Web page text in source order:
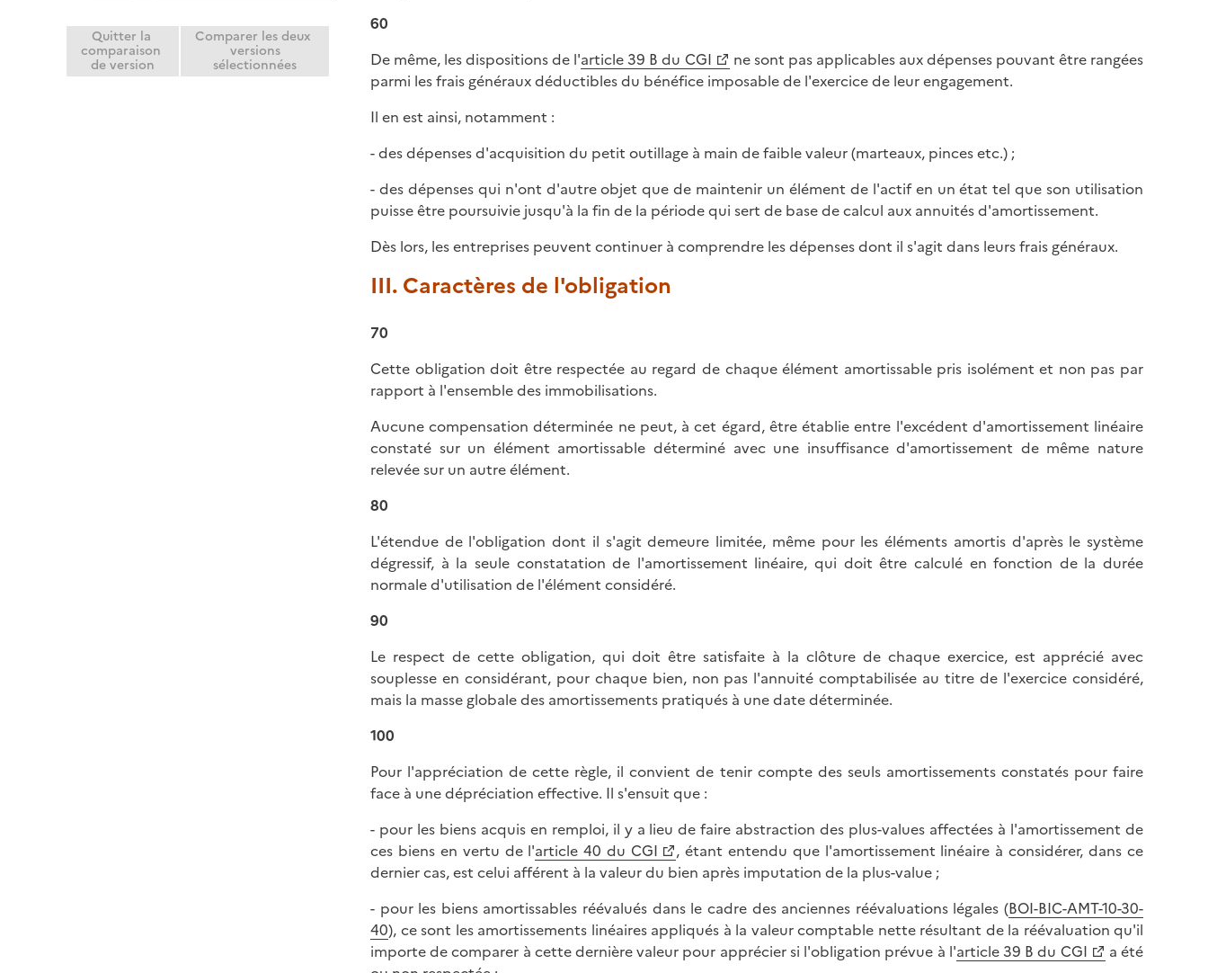
Quitter la
comparaison
de version
Comparer les deux
versions
sélectionnées
60
De même, les dispositions de l'article 39 B du CGI
ne sont pas applicables aux dépenses pouvant être rangées
parmi les frais généraux déductibles du bénéfice imposable de l'exercice de leur engagement.
Il en est ainsi, notamment :
- des dépenses d'acquisition du petit outillage à main de faible valeur (marteaux, pinces etc.) ;
- des dépenses qui n'ont d'autre objet que de maintenir un élément de l'actif en un état tel que son utilisation
puisse être poursuivie jusqu'à la fin de la période qui sert de base de calcul aux annuités d'amortissement.
Dès lors, les entreprises peuvent continuer à comprendre les dépenses dont il s'agit dans leurs frais généraux.
III. Caractères de l'obligation
70
Cette obligation doit être respectée au regard de chaque élément amortissable pris isolément et non pas par
rapport à l'ensemble des immobilisations.
Aucune compensation déterminée ne peut, à cet égard, être établie entre l'excédent d'amortissement linéaire
constaté sur un élément amortissable déterminé avec une insuffisance d'amortissement de même nature
relevée sur un autre élément.
80
L'étendue de l'obligation dont il s'agit demeure limitée, même pour les éléments amortis d'après le système
dégressif, à la seule constatation de l'amortissement linéaire, qui doit être calculé en fonction de la durée
normale d'utilisation de l'élément considéré.
90
Le respect de cette obligation, qui doit être satisfaite à la clôture de chaque exercice, est apprécié avec
souplesse en considérant, pour chaque bien, non pas l'annuité comptabilisée au titre de l'exercice considéré,
mais la masse globale des amortissements pratiqués à une date déterminée.
100
Pour l'appréciation de cette règle, il convient de tenir compte des seuls amortissements constatés pour faire
face à une dépréciation effective. Il s'ensuit que :
- pour les biens acquis en remploi, il y a lieu de faire abstraction des plus-values affectées à l'amortissement de
ces biens en vertu de l'article 40 du CGI
, étant entendu que l'amortissement linéaire à considérer, dans ce
dernier cas, est celui afférent à la valeur du bien après imputation de la plus-value ;
- pour les biens amortissables réévalués dans le cadre des anciennes réévaluations légales (BOI-BIC-AMT-10-30-
40), ce sont les amortissements linéaires appliqués à la valeur comptable nette résultant de la réévaluation qu'il
importe de comparer à cette dernière valeur pour apprécier si l'obligation prévue à l'article 39 B du CGI
a été